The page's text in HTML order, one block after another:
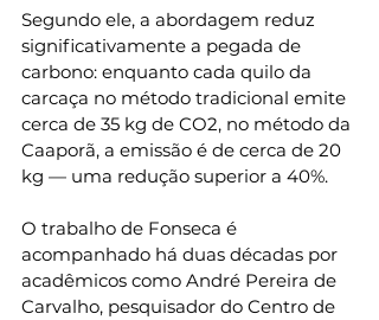
Segundo ele, a abordagem reduz
significativamente a pegada de
carbono: enquanto cada quilo da
carcaça no método tradicional emite
cerca de 35 kg de CO2, no método da
Caaporã, a emissão é de cerca de 20
kg — uma redução superior a 40%.
O trabalho de Fonseca é
acompanhado há duas décadas por
acadêmicos como André Pereira de
Carvalho, pesquisador do Centro de